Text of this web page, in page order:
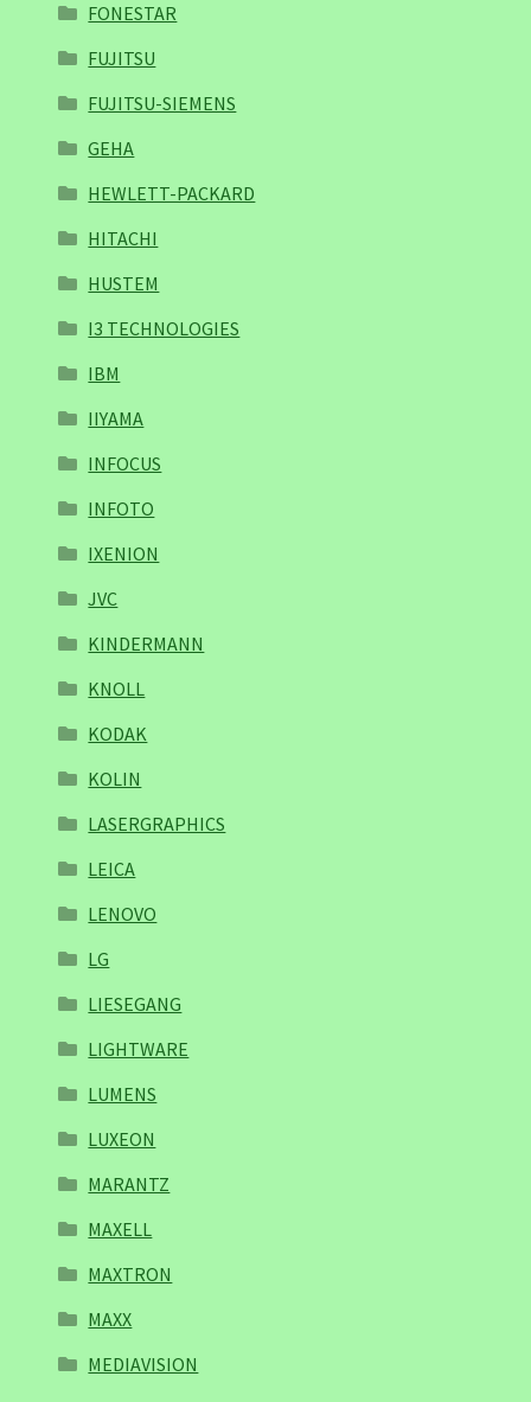
FONESTAR
FUJITSU
FUJITSU-SIEMENS
GEHA
HEWLETT-PACKARD
HITACHI
HUSTEM
I3 TECHNOLOGIES
IBM
IIYAMA
INFOCUS
INFOTO
IXENION
JVC
KINDERMANN
KNOLL
KODAK
KOLIN
LASERGRAPHICS
LEICA
LENOVO
LG
LIESEGANG
LIGHTWARE
LUMENS
LUXEON
MARANTZ
MAXELL
MAXTRON
MAXX
MEDIAVISION